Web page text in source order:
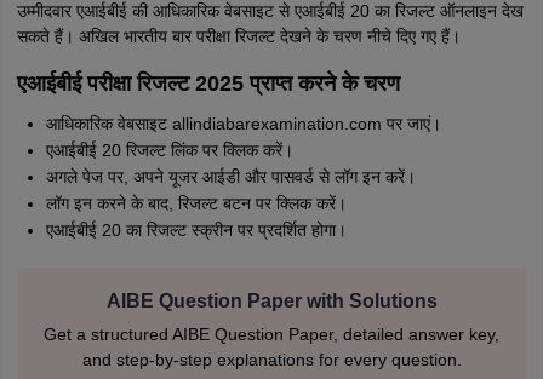
उम्मीदवार एआईबीई की आधिकारिक वेबसाइट से एआईबीई 20 का रिजल्ट ऑनलाइन देख
सकते हैं। अखिल भारतीय बार परीक्षा रिजल्ट देखने के चरण नीचे दिए गए हैं।
एआईबीई परीक्षा रिजल्ट 2025 प्राप्त करने के चरण
आधिकारिक वेबसाइट allindiabarexamination.com पर जाएं।
एआईबीई 20 रिजल्ट लिंक पर क्लिक करें।
अगले पेज पर, अपने यूजर आईडी और पासवर्ड से लॉग इन करें।
लॉग इन करने के बाद, रिजल्ट बटन पर क्लिक करें।
एआईबीई 20 का रिजल्ट स्क्रीन पर प्रदर्शित होगा।
AIBE Question Paper with Solutions
Get a structured AIBE Question Paper, detailed answer key,
and step-by-step explanations for every question.